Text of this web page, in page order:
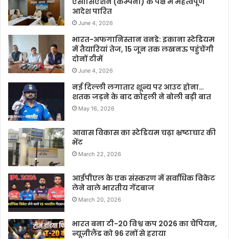
आदेश पारित
June 4, 2026
भारत-अफगानिस्तान वनडे: इकाना स्टेडियम
में तैयारियां तेज, 15 जून तक लखनऊ पहुंचेंगी
दोनों टीमें
June 4, 2026
नई दिल्ली लगातार शून्य पर आउट होना…
शतक जड़ने के बाद कोहली ने बोली बड़ी बात
May 16, 2026
आवास विकास का स्टेडियम चढ़ा भ्रष्टाचार की
भेंट
March 22, 2026
आईपीएल के एक संस्करण में सर्वाधिक विकेट
लेने वाले भारतीय गेंदबाज
March 20, 2026
भारत बना टी-20 विश्व कप 2026 का चैंपियन,
न्यूज़ीलैंड को 96 रनों से हराया